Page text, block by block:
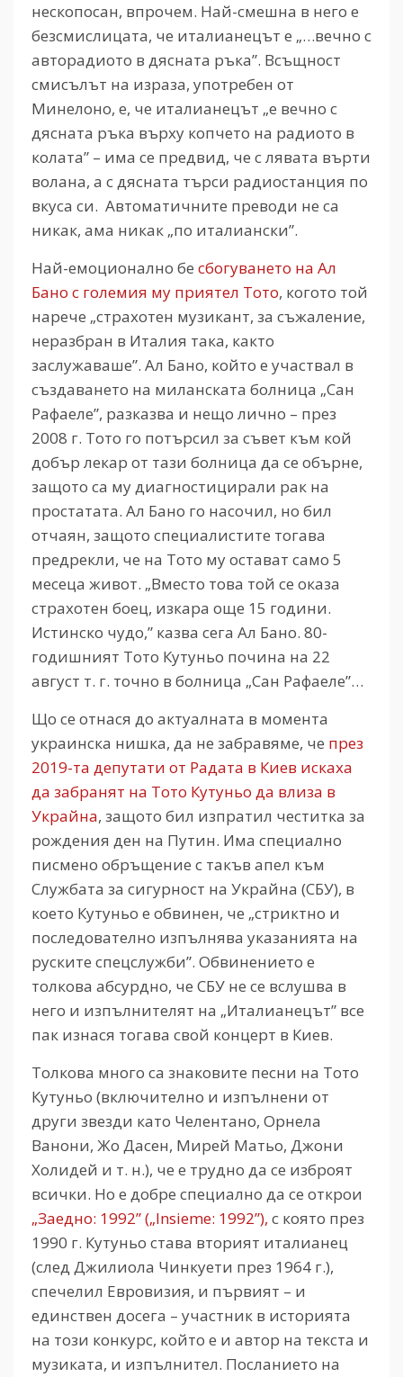
нескопосан, впрочем. Най-смешна в него е
безсмислицата, че италианецът е „…вечно с
авторадиото в дясната ръка”. Всъщност
смисълът на израза, употребен от
Минелоно, е, че италианецът „е вечно с
дясната ръка върху копчето на радиото в
колата” – има се предвид, че с лявата върти
волана, а с дясната търси радиостанция по
вкуса си. Автоматичните преводи не са
никак, ама никак „по италиански”.
Най-емоционално бе сбогуването на Ал
Бано с големия му приятел Тото, когото той
нарече „страхотен музикант, за съжаление,
неразбран в Италия така, както
заслужаваше”. Ал Бано, който е участвал в
създаването на миланската болница „Сан
Рафаеле”, разказва и нещо лично – през
2008 г. Тото го потърсил за съвет към кой
добър лекар от тази болница да се обърне,
защото са му диагностицирали рак на
простатата. Ал Бано го насочил, но бил
отчаян, защото специалистите тогава
предрекли, че на Тото му остават само 5
месеца живот. „Вместо това той се оказа
страхотен боец, изкара още 15 години.
Истинско чудо,” казва сега Ал Бано. 80-
годишният Тото Кутуньо почина на 22
август т. г. точно в болница „Сан Рафаеле”…
Що се отнася до актуалната в момента
украинска нишка, да не забравяме, че през
2019-та депутати от Радата в Киев искаха
да забранят на Тото Кутуньо да влиза в
Украйна, защото бил изпратил честитка за
рождения ден на Путин. Има специално
писмено обръщение с такъв апел към
Службата за сигурност на Украйна (СБУ), в
което Кутуньо е обвинен, че „стриктно и
последователно изпълнява указанията на
руските спецслужби”. Обвинението е
толкова абсурдно, че СБУ не се вслушва в
него и изпълнителят на „Италианецът” все
пак изнася тогава свой концерт в Киев.
Толкова много са знаковите песни на Тото
Кутуньо (включително и изпълнени от
други звезди като Челентано, Орнела
Ванони, Жо Дасен, Мирей Матьо, Джони
Холидей и т. н.), че е трудно да се изброят
всички. Но е добре специално да се открои
„Заедно: 1992” („Insieme: 1992”), с която през
1990 г. Кутуньо става вторият италианец
(след Джилиола Чинкуети през 1964 г.),
спечелил Евровизия, и първият – и
единствен досега – участник в историята
на този конкурс, който е и автор на текста и
музиката, и изпълнител. Посланието на